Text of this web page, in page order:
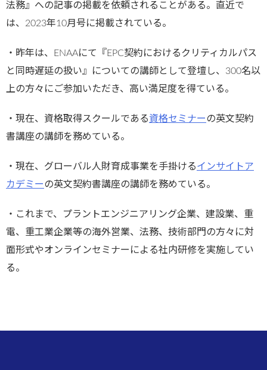
法務』への記事の掲載を依頼されることがある。直近で
は、2023年10月号に掲載されている。
・昨年は、ENAAにて『EPC契約におけるクリティカルパス
と同時遅延の扱い』についての講師として登壇し、300名以
上の方々にご参加いただき、高い満足度を得ている。
・現在、資格取得スクールである資格セミナーの英文契約
書講座の講師を務めている。
・現在、グローバル人財育成事業を手掛けるインサイトア
カデミーの英文契約書講座の講師を務めている。
・これまで、プラントエンジニアリング企業、建設業、重
電、重工業企業等の海外営業、法務、技術部門の方々に対
面形式やオンラインセミナーによる社内研修を実施してい
る。